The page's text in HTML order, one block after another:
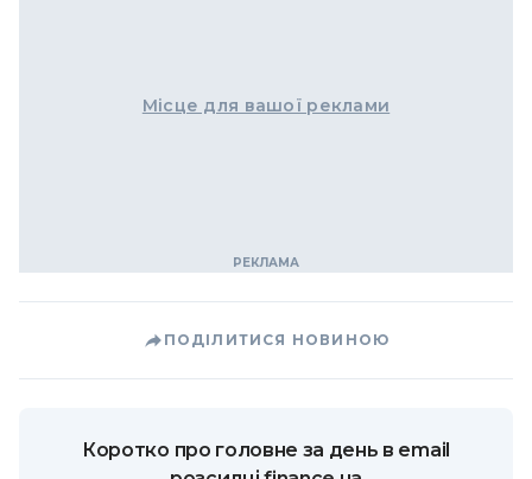
Місце для вашої реклами
ПОДІЛИТИСЯ НОВИНОЮ
Коротко про головне за день в email